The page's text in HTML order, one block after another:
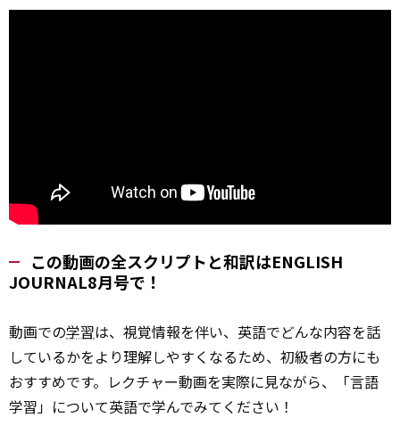
この動画の全スクリプトと和訳はENGLISH
JOURNAL8月号で！
動画での学習は、視覚情報を伴い、英語でどんな内容を話
しているかをより理解しやすくなるため、初級者の方にも
おすすめです。レクチャー動画を実際に見ながら、「言語
学習」について英語で学んでみてください！